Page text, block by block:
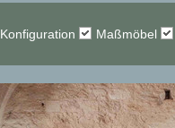
Konfiguration Maßmöbel